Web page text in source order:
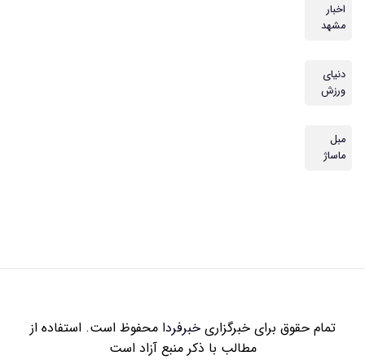
اخبار
مشهد
دنیای
ورزش
مبل
ماساژ
تمام حقوق برای خبرگزاریخبرفردامحفوظ است. استفاده از
مطالب با ذکر منبع آزاد است